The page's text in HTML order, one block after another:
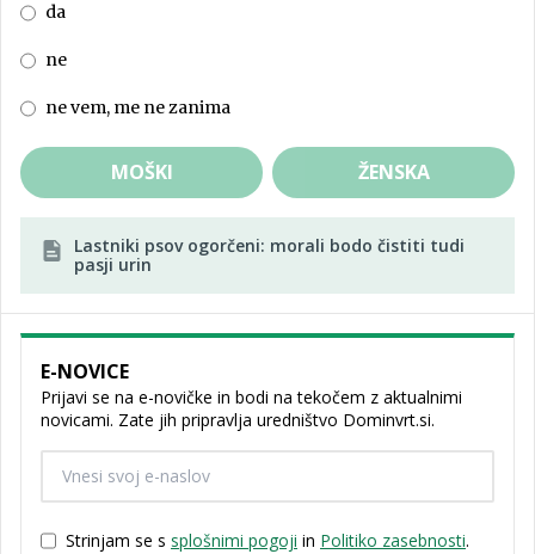
da
ne
ne vem, me ne zanima
MOŠKI ŽENSKA
Lastniki psov ogorčeni: morali bodo čistiti tudi
pasji urin
E-NOVICE
Prijavi se na e-novičke in bodi na tekočem z aktualnimi
novicami. Zate jih pripravlja uredništvo Dominvrt.si.
Strinjam se s splošnimi pogoji in Politiko zasebnosti.